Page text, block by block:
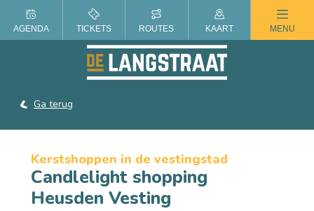
ZOMER IN DE LANGSTRAAT
Ga terug
Kerstshoppen in de vestingstad
Candlelight shopping
Heusden Vesting
AGENDA TICKETS ROUTES KAART MENU